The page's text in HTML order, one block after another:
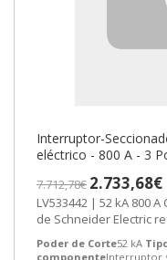
Interruptor-
eléctrico - 800 A - 3
7.712,78€ 2.733,68€
LV533442 | 52 kA 800 A Compact NS Interruptor seccionador
de Schneider Electric
Poder de Corte52 kA
componenteInterruptor